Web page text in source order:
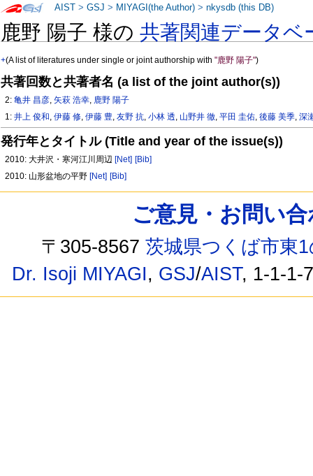
鹿野 陽子 様の共著関連データベ
+(A list of literatures under single or joint authorship with"鹿野 陽子")
共著回数と共著者名 (a list of the joint author(s))
2:亀井 昌彦,矢萩 浩幸, 鹿野 陽子
1:井上 俊和,伊藤 修,伊藤 豊,友野 抗,小林 透, 山野井 徹,平田 圭佑,後藤 美季,深
発行年とタイトル (Title and year of the issue(s))
2010: 大井沢・寒河江川周辺 [Net] [Bib]
2010: 山形盆地の平野 [Net] [Bib]
AIST >GSJ > MIYAGI(the Author) >nkysdb (this DB)
ご意見・お問い
〒305-8567茨城県つくば市東
Dr. Isoji MIYAGI, GSJ/AIST, 1-1-1-